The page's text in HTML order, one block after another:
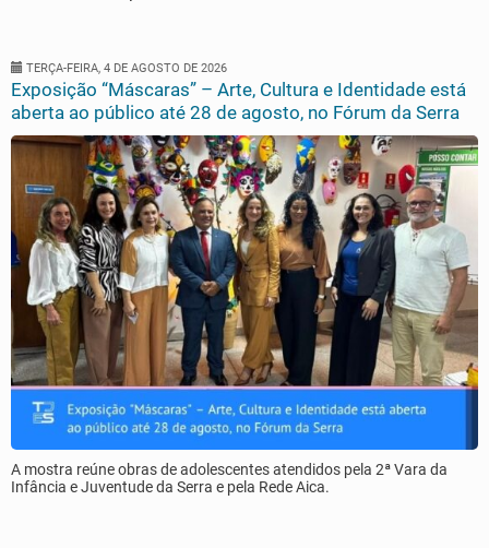
TERÇA-FEIRA, 4 DE AGOSTO DE 2026
Exposição “Máscaras” – Arte, Cultura e Identidade está
aberta ao público até 28 de agosto, no Fórum da Serra
A mostra reúne obras de adolescentes atendidos pela 2ª Vara da
Infância e Juventude da Serra e pela Rede Aica.